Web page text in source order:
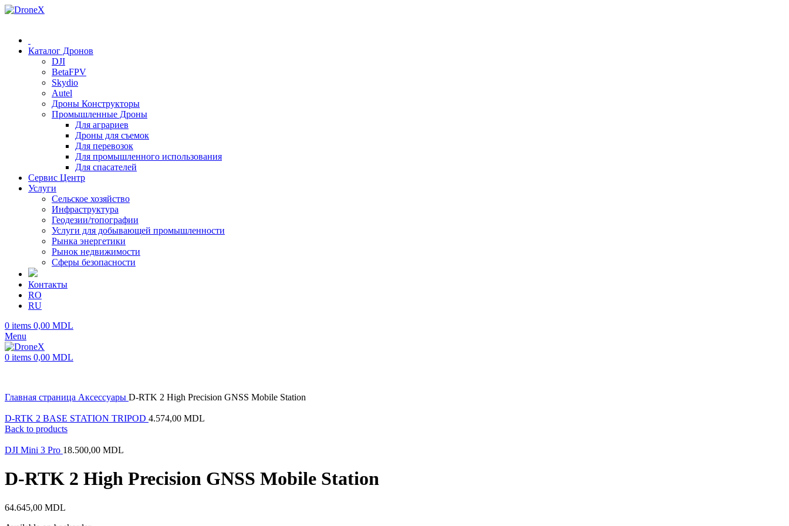
Каталог Дронов
DJI
BetaFPV
Skydio
Autel
Дроны Конструкторы
Промышленные Дроны
Для аграриев
Дроны для съемок
Для перевозок
Для промышленного использования
Для спасателей
Сервис Центр
Услуги
Сельское хозяйство
Инфраструктура
Геодезии/топографии
Услуги для добывающей промышленности
Рынка энергетики
Рынок недвижимости
Сферы безопасности
Контакты
RO
RU
0 items 0,00 MDL
Menu
0 items 0,00 MDL
Главная страница Аксессуары D-RTK 2 High Precision GNSS Mobile Station
D-RTK 2 BASE STATION TRIPOD 4.574,00 MDL
Back to products
DJI Mini 3 Pro 18.500,00 MDL
D-RTK 2 High Precision GNSS Mobile Station
64.645,00 MDL